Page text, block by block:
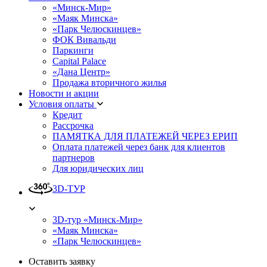
«Минск-Мир»
«Маяк Минска»
«Парк Челюскинцев»
ФОК Вивальди
Паркинги
Capital Palace
«Дана Центр»
Продажа вторичного жилья
Новости и акции
Условия оплаты
Кредит
Рассрочка
ПАМЯТКА ДЛЯ ПЛАТЕЖЕЙ ЧЕРЕЗ ЕРИП
Оплата платежей через банк для клиентов
партнеров
Для юридических лиц
3D-ТУР
3D-тур «Минск-Мир»
«Маяк Минска»
«Парк Челюскинцев»
Оставить заявку